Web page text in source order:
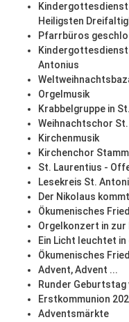
Kindergottesdienst
Heiligsten
Pfarrbüros
Kindergottesdienst
Antonius
Orgelmusik
Krabbelgruppe in
Weihnachtschor
Kirchenmusik
Kirchenchor
St. Laurentius -
Lesekreis St.
Der Nikolaus
Ökumenisches
Orgelkonzert in
Ein Licht leuchtet
Ökumenisches
Advent, Advent ...
Runder
Erstkommunion
Adventsmärkte